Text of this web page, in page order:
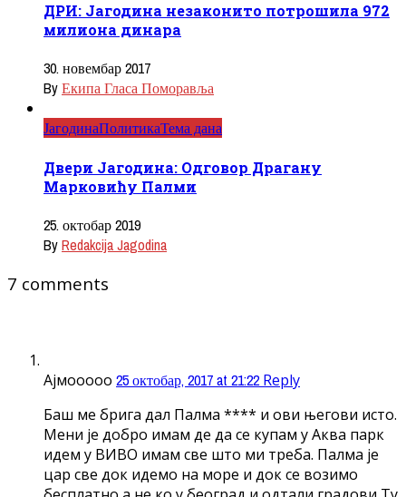
ДРИ: Јагодина незаконито потрошила 972
милиона динара
30. новембар 2017
ByЕкипа Гласа Поморавља
ЈагодинаПолитикаТема дана
Двери Јагодина: Одговор Драгану
Марковићу Палми
25. октобар 2019
ByRedakcija Jagodina
7 comments
Ајмооооо 25 октобар, 2017 at 21:22Reply
Баш ме брига дал Палма **** и ови његови исто.
Мени је добро имам де да се купам у Аква парк
идем у ВИВО имам све што ми треба. Палма је
цар све док идемо на море и док се возимо